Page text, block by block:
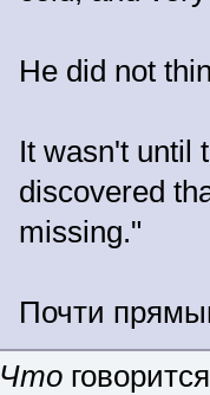
He did not
It wasn't until
discovered
missing."
Почти
Что